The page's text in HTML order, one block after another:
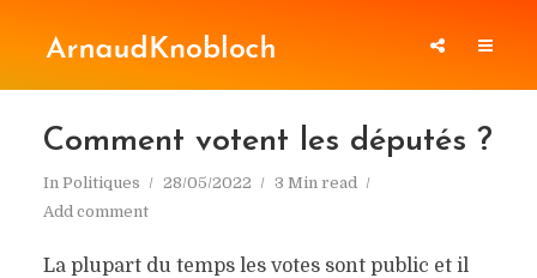
Comment votent les députés ?
In Politiques 28/05/2022
3 Min read
Add comment
La plupart du temps les votes sont public et il